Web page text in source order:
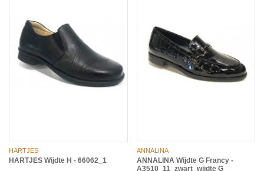
HARTJES
HARTJES Wijdte H - 66062_1
ANNALINA
ANNALINA Wijdte G Francy -
A3510_11_zwart_wijdte G